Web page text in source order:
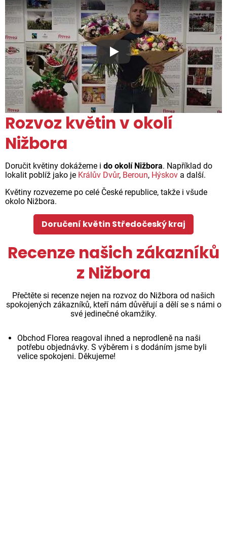
Proč jsou květiny z Florea
Rozvoz květin v okolí
Nižbora
Doručit květiny dokážeme i do okolí Nižbora. Například do
lokalit poblíž jako je Králův Dvůr, Beroun, Hýskov a další.
Květiny rozvezeme po celé České republice, takže i všude
okolo Nižbora.
Doručení květin Středočeský kraj
Recenze našich zákazníků
z Nižbora
Přečtěte si recenze nejen na rozvoz do Nižbora od našich
spokojených zákazníků, kteří nám důvěřují a dělí se s námi o
své jedinečné okamžiky.
Obchod Florea reagoval ihned a neprodleně na naši
potřebu objednávky. S výběrem i s dodáním jsme byli
velice spokojeni. Děkujeme!